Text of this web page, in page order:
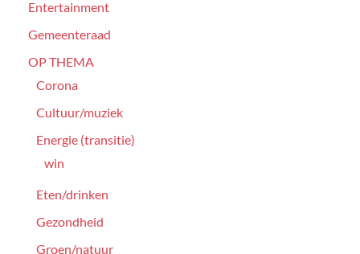
Entertainment
Gemeenteraad
OP THEMA
Corona
Cultuur/muziek
Energie (transitie)
win
Eten/drinken
Gezondheid
Groen/natuur